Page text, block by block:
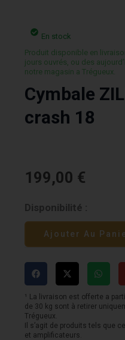
En stock
Produit disponible en
jours ouvrés, ou des
notre magasin a Trégueux.
Cymbale
crash 18
199,00 €
Disponibilité :
quantité
de
Cymbale
ZILDJIAN
dark
crash
18
Ajouter Au
¹ La livraison est offerte a
de 30 kg sont à retirer
Trégueux.
Il s’agit de produits tels que
et amplificateurs.